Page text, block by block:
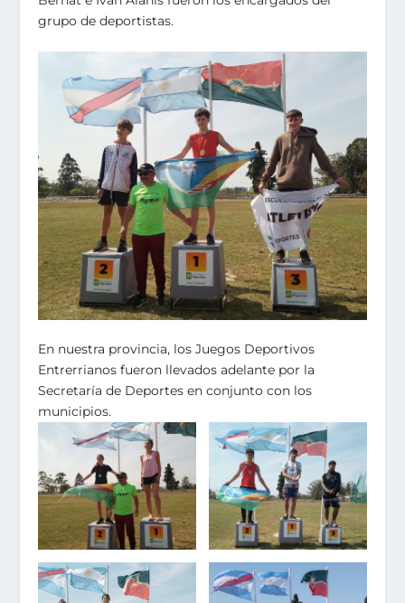
grupo de deportistas.
En nuestra provincia, los Juegos Deportivos
Entrerrianos fueron llevados adelante por la
Secretaría de Deportes en conjunto con los
municipios.